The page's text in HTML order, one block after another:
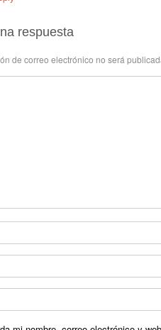
respuesta
de correo electrónico no será